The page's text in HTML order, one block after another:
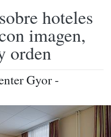
hoteles
imagen,
orden
Gyor -